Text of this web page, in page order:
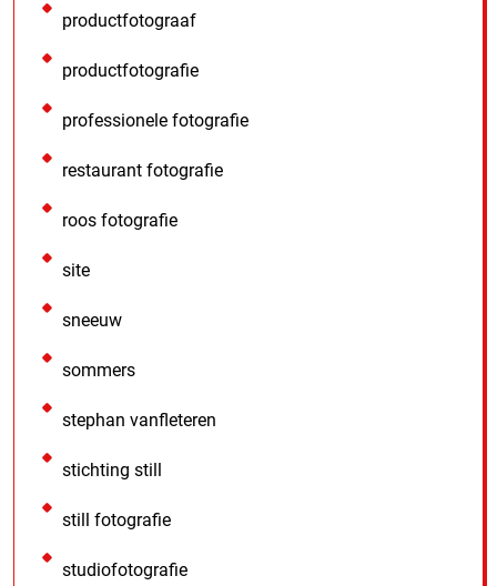
productfotograaf
productfotografie
professionele fotografie
restaurant fotografie
roos fotografie
site
sneeuw
sommers
stephan vanfleteren
stichting still
still fotografie
studiofotografie